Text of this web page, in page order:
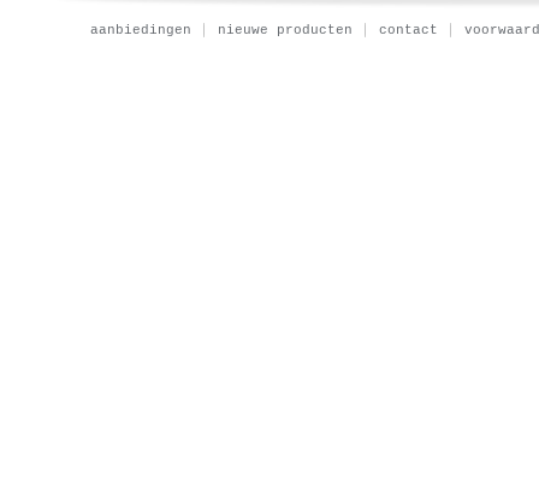
aanbiedingen nieuwe producten contact